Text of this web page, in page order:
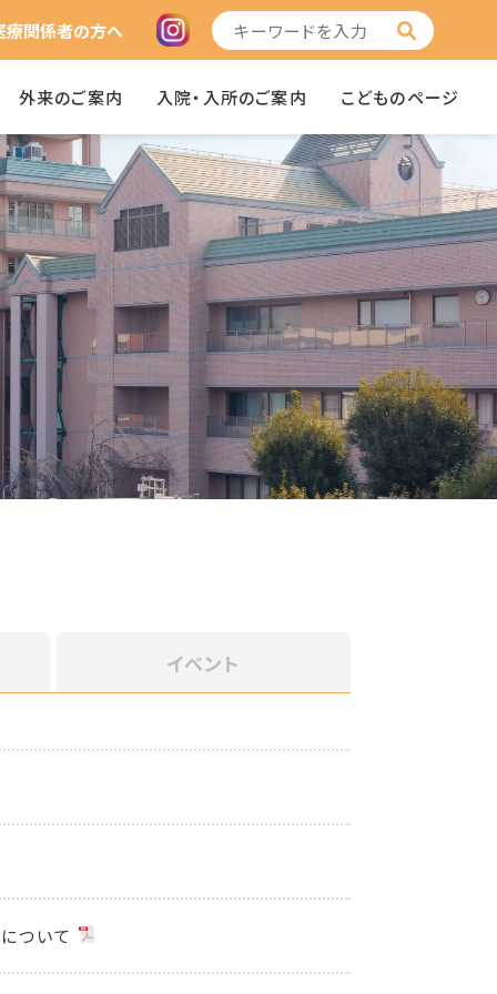
療関係者の方へ
外来のご案内 入院・入所のご案内 こどものページ
イベント
ついて